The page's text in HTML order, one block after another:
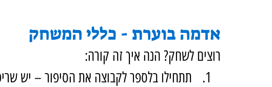
אדמה בוערת - כללי המשחק
רוצים לשחק? הנה איך זה קורה:
תתחילו בלספר לקבוצה את הסיפור – יש